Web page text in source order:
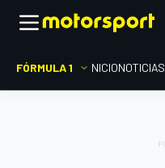
FÓRMULA 1 INICIONOTICIAS